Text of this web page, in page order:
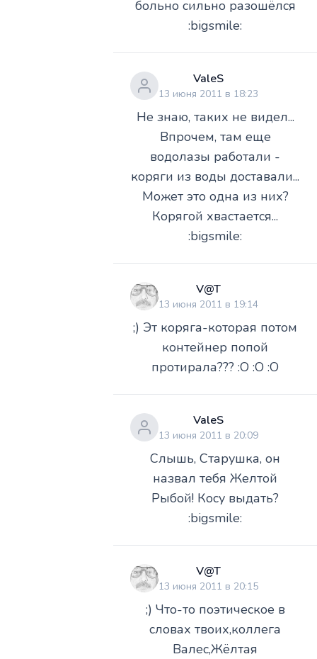
больно сильно разошёлся
:bigsmile:
ValeS
13 июня 2011 в 18:23
Не знаю, таких не видел...
Впрочем, там еще
водолазы работали -
коряги из воды доставали...
Может это одна из них?
Корягой хвастается...
:bigsmile:
V@T
13 июня 2011 в 19:14
;) Эт коряга-которая потом
контейнер попой
протирала??? :O :O :O
ValeS
13 июня 2011 в 20:09
Слышь, Старушка, он
назвал тебя Желтой
Рыбой! Косу выдать?
:bigsmile:
V@T
13 июня 2011 в 20:15
;) Что-то поэтическое в
словах твоих,коллега
Валес,Жёлтая